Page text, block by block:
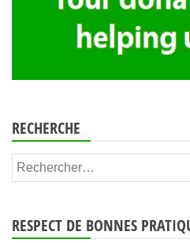
RECHERCHE
Rechercher :
RESPECT DE BONNES